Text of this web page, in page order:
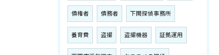
債権者 債務者 下関探偵事務所
養育費 盗撮 盗撮機器 証拠運用